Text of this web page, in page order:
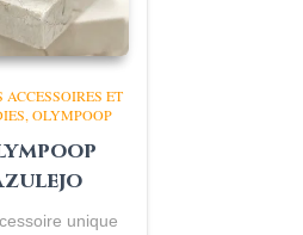
ACCESSOIRES ET
OLYMPOOP
unique